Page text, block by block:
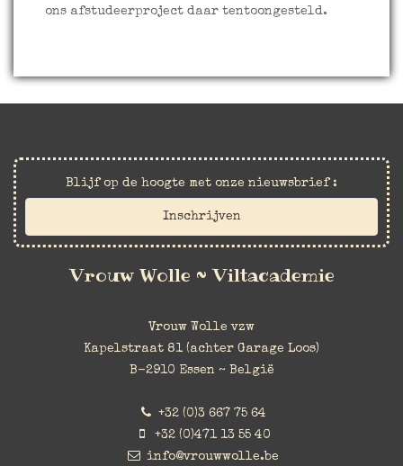
ons afstudeerproject daar tentoongesteld.
Blijf op de hoogte met onze nieuwsbrief :
Inschrijven
Vrouw Wolle ~ Viltacademie
Vrouw Wolle vzw
Kapelstraat 81 (achter Garage Loos)
B-2910 Essen ~ België
+32 (0)3 667 75 64
+32 (0)471 13 55 40
info@vrouwwolle.be